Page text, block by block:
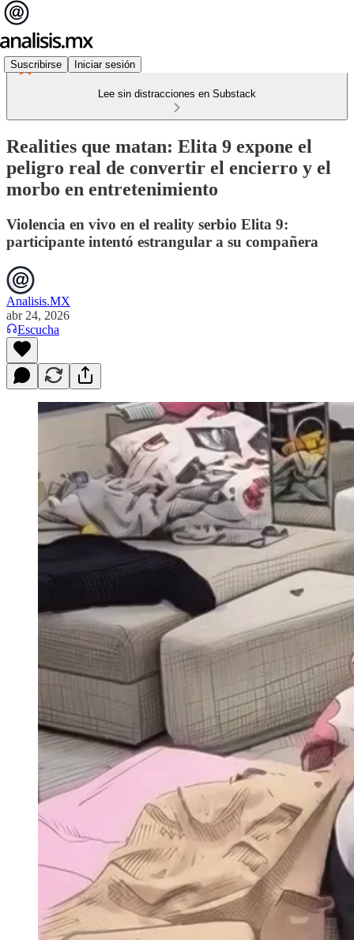
Suscribirse Iniciar sesión
Lee sin distracciones en Substack
Realities que matan: Elita 9 expone el
peligro real de convertir el encierro y el
morbo en entretenimiento
Violencia en vivo en el reality serbio Elita 9:
participante intentó estrangular a su compañera
Analisis.MX
abr 24, 2026
Escucha